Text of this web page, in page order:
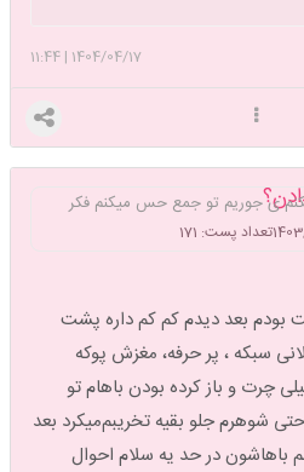
1404/04/17
|
11:44
تعداد پست: 171
ی جوریم تو جمع حس میکنم فکر
بودم بعد دیدم کم کم داره پشت
سبکه ، پر حرفه، مغزش پوکه
چرت و باز کرده بودن باهام تو
شوهرم جلو بقیه تخریبم‌میکرد بعد
باهاشون در حد یه سلام احوال